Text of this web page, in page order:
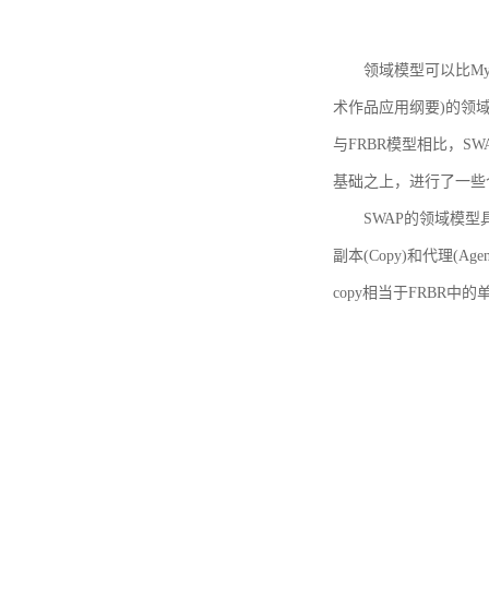
领域模型可以比
术作品应用纲要)的领
与FRBR模型相比，
基础之上，进行了一
SWAP的领域模型
副本(Copy)和代理
copy相当于FRBR中的